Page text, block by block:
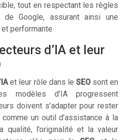
tout en respectant les règles
de Google, assurant ainsi une
performante.
d’IA et leur
et leur rôle dans le SEO sont en
modèles d’IA progressent
doivent s’adapter pour rester
un outil d’assistance à la
qualité, l’originalité et la valeur